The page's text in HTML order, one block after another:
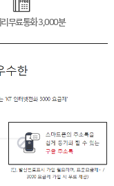
무료통화 3,000분